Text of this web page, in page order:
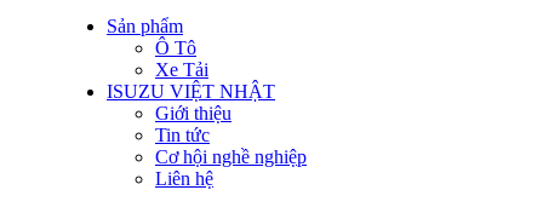
Sản phẩm
Ô Tô
Xe Tải
ISUZU VIỆT NHẬT
Giới thiệu
Tin tức
Cơ hội nghề nghiệp
Liên hệ